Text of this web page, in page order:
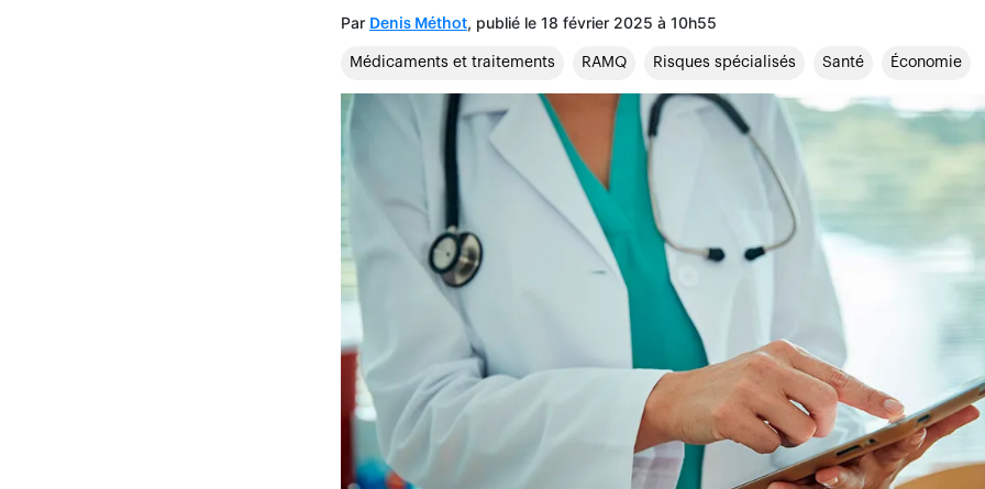
Par Denis Méthot, publié le 18 février 2025 à 10h55
Médicaments et traitements RAMQ Risques spécialisés Santé Économie